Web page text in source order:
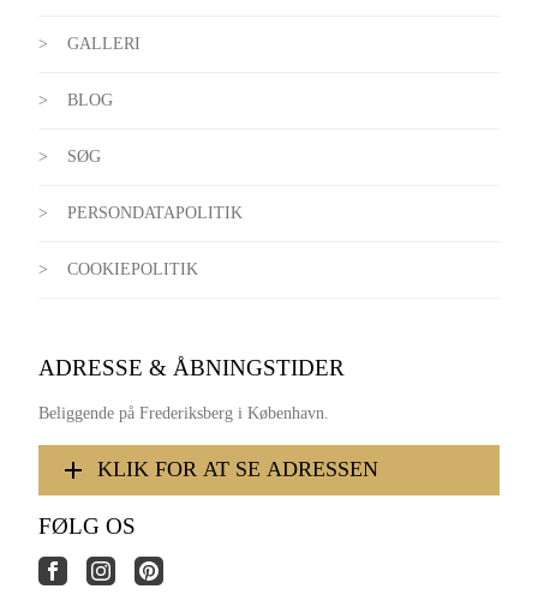
GALLERI
BLOG
SØG
PERSONDATAPOLITIK
COOKIEPOLITIK
ADRESSE & ÅBNINGSTIDER
Beliggende på Frederiksberg i København.
KLIK FOR AT SE ADRESSEN
FØLG OS